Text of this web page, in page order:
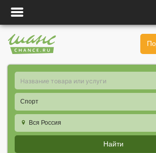
Спорт
Вся Россия
Найти